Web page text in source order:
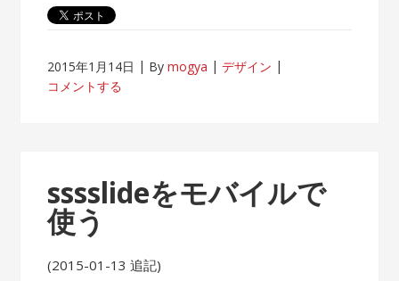
2015年1月14日 Bymogya
デザイン
コメントする
sssslideをモバイルで
使う
(2015-01-13 追記)